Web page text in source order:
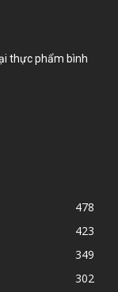
thực phẩm bình
478
423
349
302